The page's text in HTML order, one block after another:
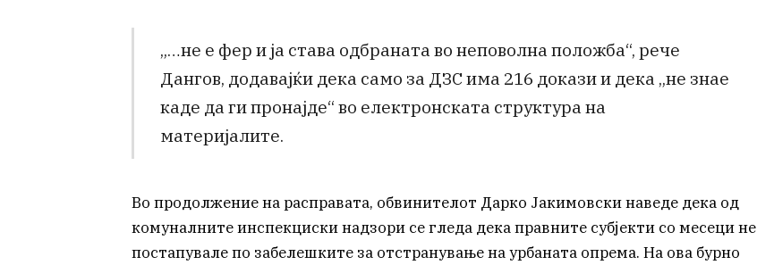
„…не е фер и ја става одбраната во неповолна положба“, рече
Дангов, додавајќи дека само за ДЗС има 216 докази и дека „не знае
каде да ги пронајде“ во електронската структура на
материјалите.
Во продолжение на расправата, обвинителот Дарко Јакимовски наведе дека од
комуналните инспекциски надзори се гледа дека правните субјекти со месеци не
постапувале по забелешките за отстранување на урбаната опрема. На ова бурно